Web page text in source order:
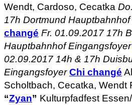
Wendt, Cardoso, Cecatka
17h Dortmund
changé Fr. 01.09.2017 17h
Hauptbahnhof Eingangsfoyer
02.09.2017 14h & 17h
EingangsfoyerChi changé
Scholtbach, Cecatka, Wendt
“Zyan” Kulturpfadfest